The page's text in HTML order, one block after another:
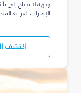
وجهة لا تحتاج إلى
الإمارات العربية
اكتشف